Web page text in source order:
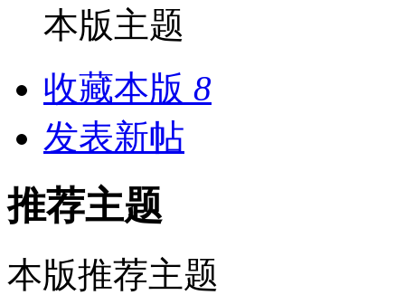
本版主题
收藏本版 8
发表新帖
推荐主题
本版推荐主题